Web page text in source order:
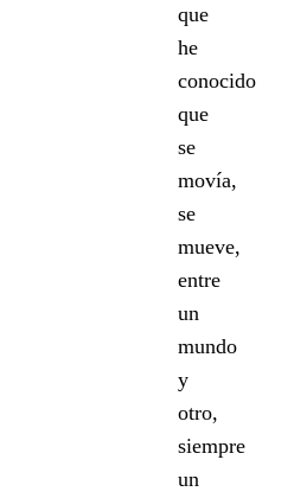
que
he
conocido
que
se
movía,
se
mueve,
entre
un
mundo
y
otro,
siempre
un